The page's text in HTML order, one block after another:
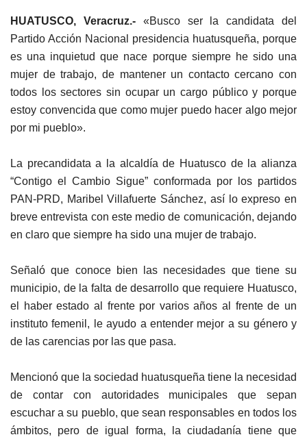
HUATUSCO, Veracruz.-«Busco ser la candidata del
Partido Acción Nacional presidencia huatusqueña, porque
es una inquietud que nace porque siempre he sido una
mujer de trabajo, de mantener un contacto cercano con
todos los sectores sin ocupar un cargo público y porque
estoy convencida que como mujer puedo hacer algo mejor
por mi pueblo».
La precandidata a la alcaldía de Huatusco de la alianza
“Contigo el Cambio Sigue” conformada por los partidos
PAN-PRD, Maribel Villafuerte Sánchez, así lo expreso en
breve entrevista con este medio de comunicación, dejando
en claro que siempre ha sido una mujer de trabajo.
Señaló que conoce bien las necesidades que tiene su
municipio, de la falta de desarrollo que requiere Huatusco,
el haber estado al frente por varios años al frente de un
instituto femenil, le ayudo a entender mejor a su género y
de las carencias por las que pasa.
Mencionó que la sociedad huatusqueña tiene la necesidad
de contar con autoridades municipales que sepan
escuchar a su pueblo, que sean responsables en todos los
ámbitos, pero de igual forma, la ciudadanía tiene que